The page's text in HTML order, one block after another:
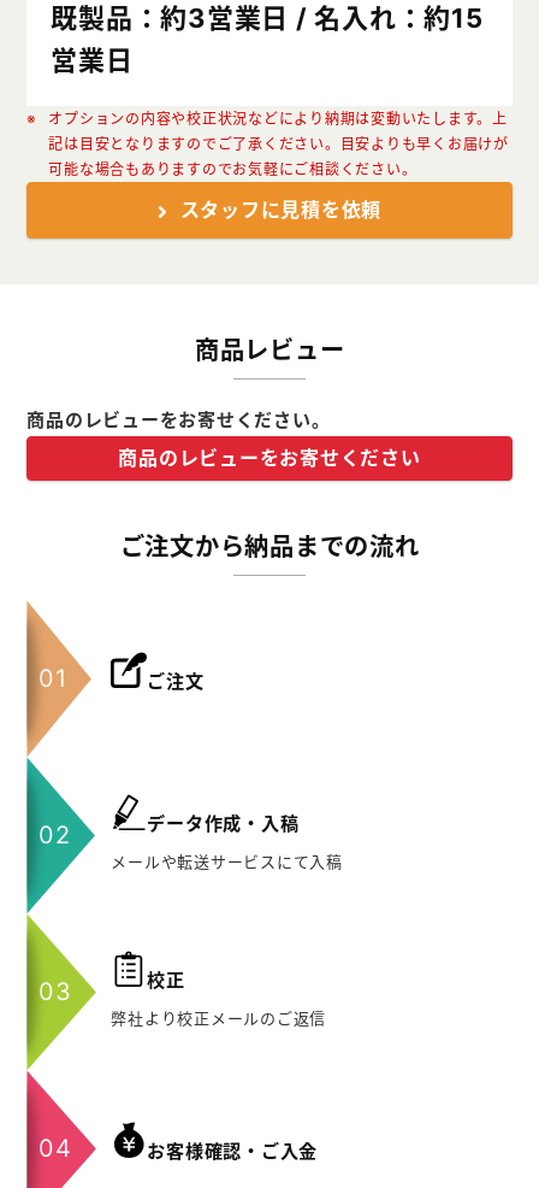
既製品：約3営業日 / 名入れ：約15
営業日
オプションの内容や校正状況などにより納期は変動いたします。上
記は目安となりますのでご了承ください。目安よりも早くお届けが
可能な場合もありますのでお気軽にご相談ください。
スタッフに見積を依頼
商品レビュー
商品のレビューをお寄せください。
商品のレビューをお寄せください
ご注文から納品までの流れ
ご注文
データ作成・入稿
メールや転送サービスにて入稿
校正
弊社より校正メールのご返信
お客様確認・ご入金